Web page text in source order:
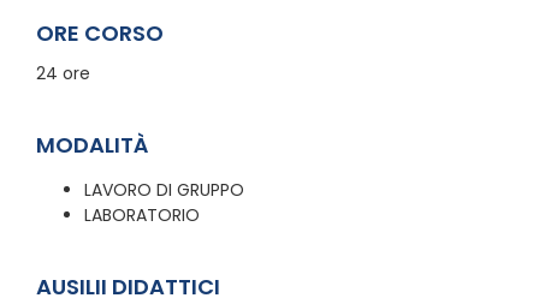
ORE CORSO
24 ore
MODALITÀ
LAVORO DI GRUPPO
LABORATORIO
AUSILII DIDATTICI